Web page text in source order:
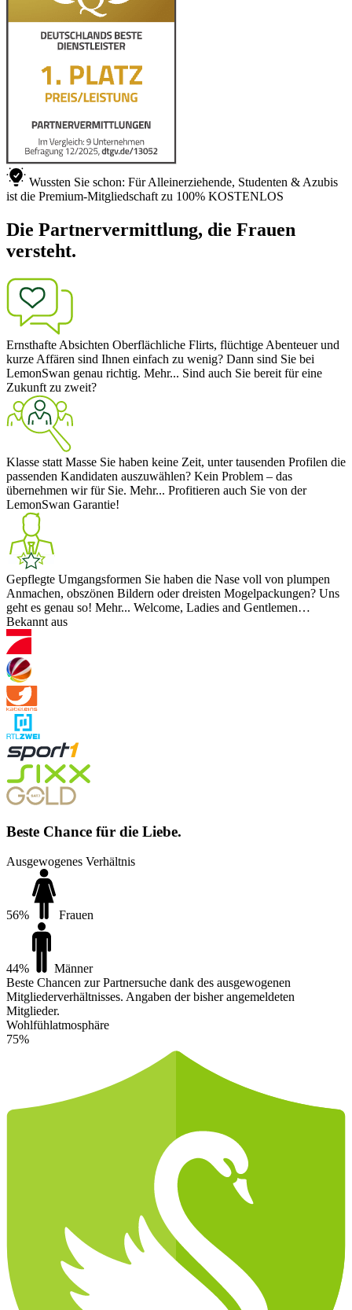
Wussten Sie schon: Für Alleinerziehende, Studenten & Azubis
ist die Premium-Mitgliedschaft zu 100% KOSTENLOS
Die Partnervermittlung, die Frauen
versteht.
Ernsthafte Absichten Oberflächliche Flirts, flüchtige Abenteuer und
kurze Affären sind Ihnen einfach zu wenig? Dann sind Sie bei
LemonSwan genau richtig. Mehr... Sind auch Sie bereit für eine
Zukunft zu zweit?
Klasse statt Masse Sie haben keine Zeit, unter tausenden Profilen die
passenden Kandidaten auszuwählen? Kein Problem – das
übernehmen wir für Sie. Mehr... Profitieren auch Sie von der
LemonSwan Garantie!
Gepflegte Umgangsformen Sie haben die Nase voll von plumpen
Anmachen, obszönen Bildern oder dreisten Mogelpackungen? Uns
geht es genau so! Mehr... Welcome, Ladies and Gentlemen…
Bekannt aus
Beste Chance für die Liebe.
Ausgewogenes Verhältnis
56% Frauen
44%
Männer
Beste Chancen zur Partnersuche dank des ausgewogenen
Mitgliederverhältnisses. Angaben der bisher angemeldeten
Mitglieder.
Wohlfühlatmosphäre
75%